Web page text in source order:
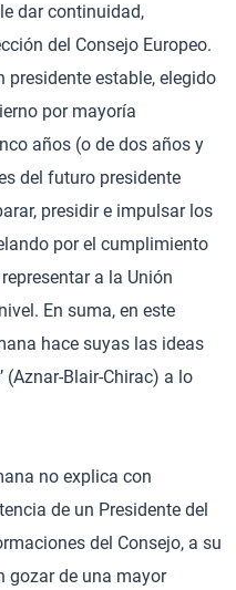
dar continuidad,
del Consejo Europeo.
presidente estable, elegido
por mayoría
años (o de dos años y
del futuro presidente
presidir e impulsar los
por el cumplimiento
a la Unión
En suma, en este
hace suyas las ideas
(Aznar-Blair-Chirac) a lo
no explica con
de un Presidente del
del Consejo, a su
gozar de una mayor